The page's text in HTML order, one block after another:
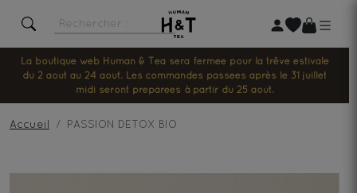
La boutique web Human & Tea sera fermée pour la trêve estivale
du 2 août au 24 août. Les commandes passées après le 31 juillet
midi seront préparées à partir du 25 août.
Accueil PASSION DETOX BIO